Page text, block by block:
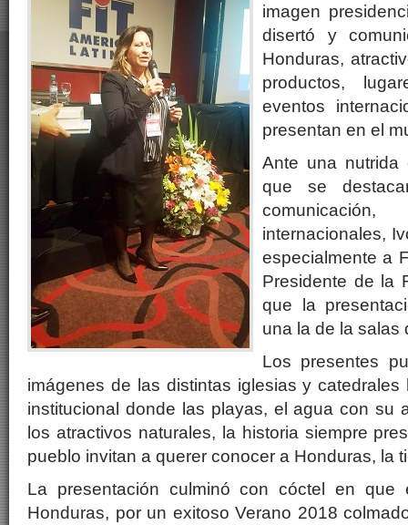
imagen
disertó y
Honduras,
productos,
eventos
presentan en el
Ante una
que se
internacionales,
especialmente a
Presidente de la
que la
una la de la salas
Los presentes
imágenes de las distintas iglesias y
institucional donde las playas, el agua con su
los atractivos naturales, la historia siempre
pueblo invitan a querer conocer a Honduras, la
La presentación culminó con cóctel en que
Honduras, por un exitoso Verano 2018